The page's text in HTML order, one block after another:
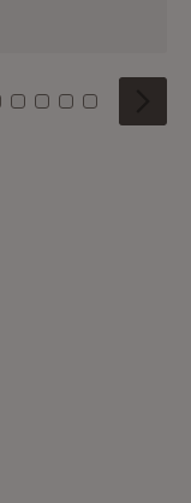
6 7 8 9
Kachel: 10
Zu Kachel: 11
Zu Kachel: 12
Zu Kachel:
Zu